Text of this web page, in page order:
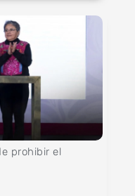
prohibir el